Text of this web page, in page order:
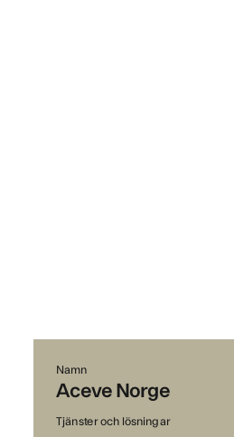
Namn
Aceve Norge
Tjänster och lösningar